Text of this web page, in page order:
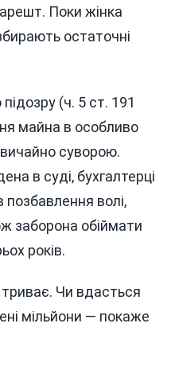
Поки жінка
остаточні
(ч. 5 ст. 191
майна в особливо
суворою.
в суді, бухгалтерці
позбавлення волі,
заборона обіймати
років.
Чи вдасться
мільйони — покаже